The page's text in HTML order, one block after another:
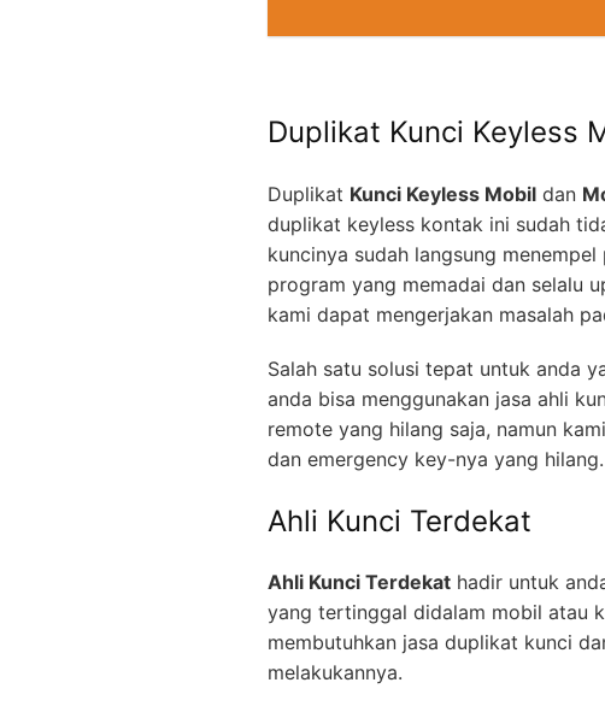
Duplikat Kunci Keyless
Duplikat Kunci Keyless Mobil dan
duplikat keyless kontak ini sudah
kuncinya sudah langsung
program yang memadai dan selalu
kami dapat mengerjakan masalah
Salah satu solusi tepat untuk anda
anda bisa menggunakan jasa ahli
remote yang hilang saja, namun
dan emergency key-nya yang hilang.
Ahli Kunci Terdekat
Ahli Kunci Terdekat hadir untuk
yang tertinggal didalam mobil atau
membutuhkan jasa duplikat kunci
melakukannya.